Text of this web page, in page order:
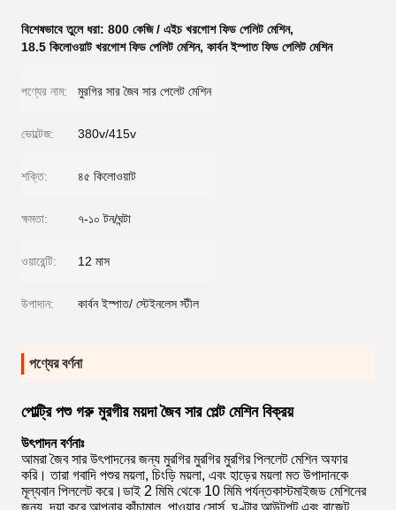
বিশেষভাবে তুলে ধরা: 800 কেজি / এইচ খরগোশ ফিড পেলিট মেশিন,
18.5 কিলোওয়াট খরগোশ ফিড পেলিট মেশিন, কার্বন ইস্পাত ফিড পেলিট মেশিন
পণ্যের নাম: মুরগির সার জৈব সার পেলেট মেশিন
ভোল্টেজ: 380v/415v
শক্তি: ৪৫ কিলোওয়াট
ক্ষমতা: ৭-১০ টন/ঘন্টা
ওয়ারেন্টি: 12 মাস
উপাদান: কার্বন ইস্পাত/ স্টেইনলেস স্টীল
পণ্যের বর্ণনা
পোল্ট্রি পশু গরু মুরগীর ময়দা জৈব সার পেল্ট মেশিন বিক্রয়
উৎপাদন বর্ণনাঃ
আমরা জৈব সার উৎপাদনের জন্য মুরগির মুরগির মুরগির পিললেট মেশিন অফার
করি। তারা গবাদি পশুর ময়লা, চিংড়ি ময়লা, এবং হাড়ের ময়লা মত উপাদানকে
মূল্যবান পিললেট করে।ডাই 2 মিমি থেকে 10 মিমি পর্যন্তকাস্টমাইজড মেশিনের
জন্য, দয়া করে আপনার কাঁচামাল, পাওয়ার সোর্স, ঘণ্টার আউটপুট এবং বাজেট